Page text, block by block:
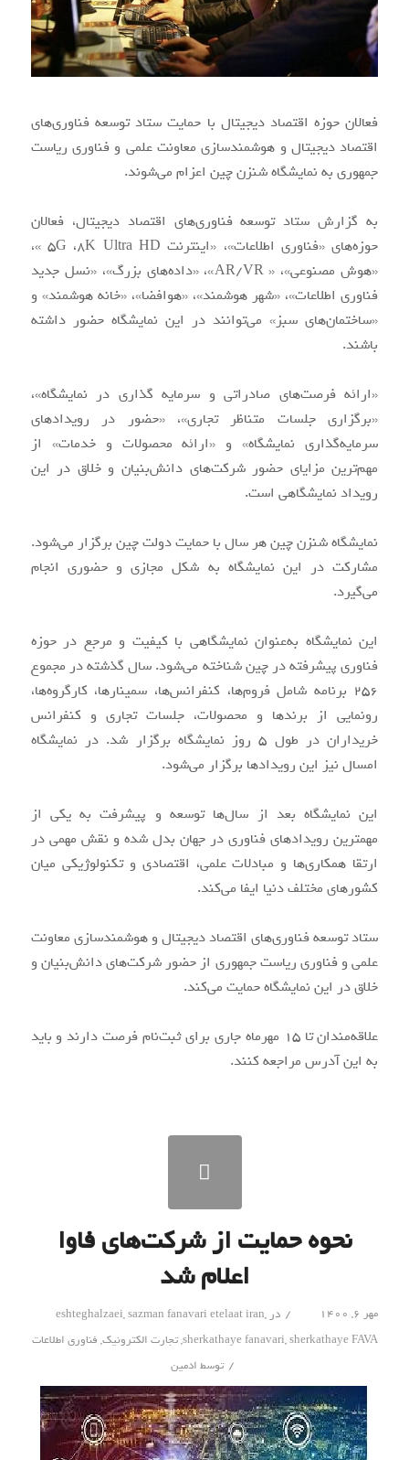
فعالان حوزه اقتصاد دیجیتال با حمایت ستاد توسعه فناوری‌های
اقتصاد دیجیتال و هوشمندسازی معاونت علمی و فناوری ریاست
جمهوری به نمایشگاه شنزن چین اعزام می‌شوند.
به گزارش ستاد توسعه فناوری‌های اقتصاد دیجیتال، فعالان
حوزه‌های «فناوری اطلاعات»، «اینترنت ۵G ،۸K Ultra HD »،
«هوش مصنوعی»، « AR/VR»، «داده‌های بزرگ»، «نسل جدید
فناوری اطلاعات»، «شهر هوشمند»، «هوافضا»، «خانه هوشمند» و
«ساختمان‌های سبز» می‌توانند در این نمایشگاه حضور داشته
باشند.
«ارائه فرصت‌های صادراتی و سرمایه گذاری در نمایشگاه»،
«برگزاری جلسات متناظر تجاری»، «حضور در رویدادهای
سرمایه‌گذاری نمایشگاه» و «ارائه محصولات و خدمات» از
مهم‌ترین مزایای حضور شرکت‌های دانش‌بنیان و خلاق در این
رویداد نمایشگاهی است.
نمایشگاه شنزن چین هر سال با حمایت دولت چین برگزار می‌شود.
مشارکت در این نمایشگاه به شکل مجازی و حضوری انجام
می‌گیرد.
این نمایشگاه به‌عنوان نمایشگاهی با کیفیت و مرجع در حوزه
فناوری پیشرفته در چین شناخته می‌شود. سال گذشته در مجموع
۲۵۶ برنامه شامل فروم‌ها، کنفرانس‌ها، سمینارها، کارگروه‌ها،
رونمایی از برندها و محصولات، جلسات تجاری و کنفرانس
خریداران در طول ۵ روز نمایشگاه برگزار شد. در نمایشگاه
امسال نیز این رویدادها برگزار می‌شود.
این نمایشگاه بعد از سال‌ها توسعه و پیشرفت به یکی از
مهمترین رویدادهای فناوری در جهان بدل شده و نقش مهمی در
ارتقا همکاری‌ها و مبادلات علمی، اقتصادی و تکنولوژیکی میان
کشورهای مختلف دنیا ایفا می‌کند.
ستاد توسعه فناوری‌های اقتصاد دیجیتال و هوشمندسازی معاونت
علمی و فناوری ریاست جمهوری از حضور شرکت‌های دانش‌بنیان و
خلاق در این نمایشگاه حمایت می‌کند.
علاقه‌مندان تا ۱۵ مهرماه جاری برای ثبت‌نام فرصت دارند و باید
به این آدرس مراجعه کنند.
نحوه حمایت از شرکت‌های فاوا
اعلام شد
مهر ۶, ۱۴۰۰ / در eshteghalzaei,sazman fanavari etelaat iran,
sherkathaye fanavari,sherkathaye FAVA
,تجارت الکترونیک, فناوری اطلاعات
/ توسط ادمین